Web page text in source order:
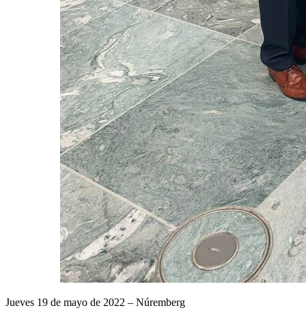
Jueves 19 de mayo de 2022 – Núremberg